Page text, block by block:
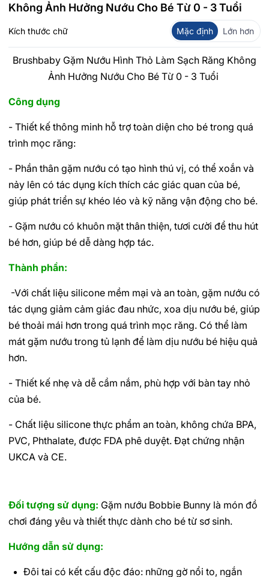
Không Ảnh Hưởng Nướu Cho Bé Từ 0 - 3 Tuổi
Kích thước chữ Mặc định Lớn hơn
Brushbaby Gặm Nướu Hình Thỏ Làm Sạch Răng Không
Ảnh Hưởng Nướu Cho Bé Từ 0 - 3 Tuổi
Công dụng
- Thiết kế thông minh hỗ trợ toàn diện cho bé trong quá
trình mọc răng:
- Phần thân gặm nướu có tạo hình thú vị, có thể xoắn và
nảy lên có tác dụng kích thích các giác quan của bé,
giúp phát triển sự khéo léo và kỹ năng vận động cho bé.
- Gặm nướu có khuôn mặt thân thiện, tươi cười để thu hút
bé hơn, giúp bé dễ dàng hợp tác.
Thành phần:
-Với chất liệu silicone mềm mại và an toàn, gặm nướu có
tác dụng giảm cảm giác đau nhức, xoa dịu nướu bé, giúp
bé thoải mái hơn trong quá trình mọc răng. Có thể làm
mát gặm nướu trong tủ lạnh để làm dịu nướu bé hiệu quả
hơn.
- Thiết kế nhẹ và dễ cầm nắm, phù hợp với bàn tay nhỏ
của bé.
- Chất liệu silicone thực phẩm an toàn, không chứa BPA,
PVC, Phthalate, được FDA phê duyệt. Đạt chứng nhận
UKCA và CE.
Đối tượng sử dụng: Gặm nướu Bobbie Bunny là món đồ
chơi đáng yêu và thiết thực dành cho bé từ sơ sinh.
Hướng dẫn sử dụng:
Đôi tai có kết cấu độc đáo: những gờ nổi to, ngắn